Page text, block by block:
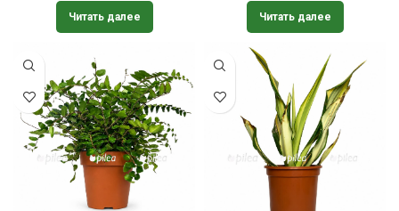
Читать далее Читать далее